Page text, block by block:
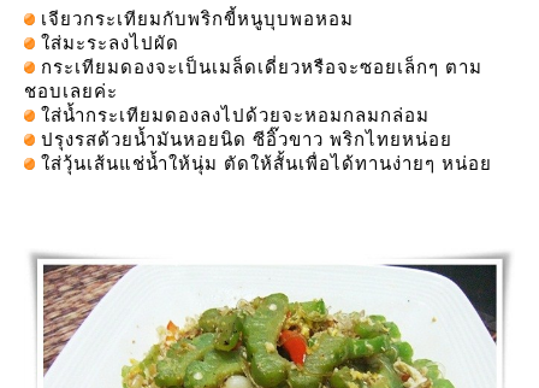
เจียวกระเทียมกับพริกขี้หนูบุบพอหอม
ส่มะระลงไปผัด
กระเทียมดองจะเป็นเมล็ดเดี่ยวหรือจะซอยเล็กๆ ตาม
ชอบเลยค่ะ
ส่น้ำกระเทียมดองลงไปด้วยจะหอมกลมกล่อม
ปรุงรสด้วยน้ำมันหอยนิด ซีอิ๊วขาว พริกไทยหน่อ
ส่วุ้นเส้นแช่น้ำให้นุ่ม ตัดให้สั้นเพื่อได้ทานง่ายๆ หน่อ